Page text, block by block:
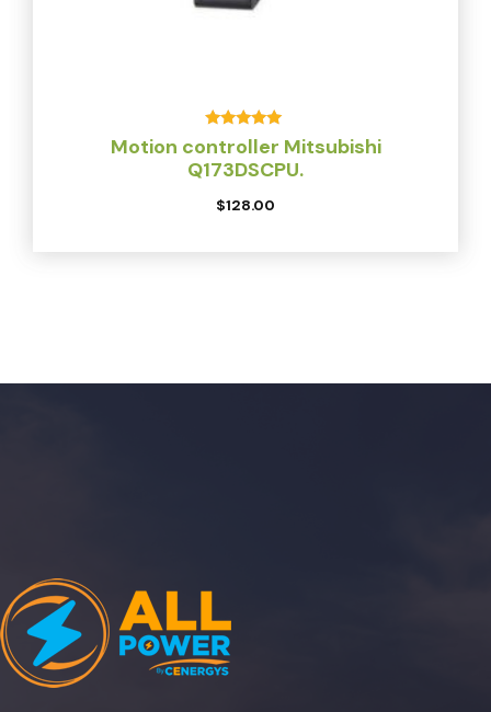
Valorado
con
5.00
de 5
Motion controller Mitsubishi
Q173DSCPU.
$128.00